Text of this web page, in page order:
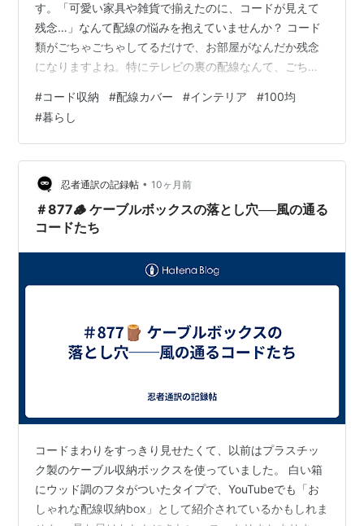
す。「可愛い家具や雑貨で揃えたのに、コードが見えて
残念…」なんて配線の悩みを抱えていませんか？ コード
類がごちゃごちゃしてるだけで、お部屋がなんだか残念
になりますよね。特にテレビの裏の配線なんて、ごちゃ
ドカバーで、配線隠しを行いました。 掃除も楽になった
ので、ダイソーで購入したコードカバーを紹介します。
端っこに寄せてるけどコードがごちゃごちゃ…。 100均
で解決！ダイソーのコードカバーで配線隠し！ 白いコー
ドカバーだからお部屋になじみやすい 設置 ダイソーのコ
ードカバーでお部…
#コード収納 #配線カバー #インテリア #100均
#暮らし
忍者通訳の記録帖 • 10ヶ月前
＃877🪵 ケーブルボックスの落とし穴──風の通る
コードたち
コードまわりをすっきり見せたくて、以前はプラスチッ
ク製のケーブル収納ボックスを使っていました。 白い箱
にウッド調のフタがついたタイプで、YouTubeでも「お
しゃれな配線収納box」として紹介されているかもしれま